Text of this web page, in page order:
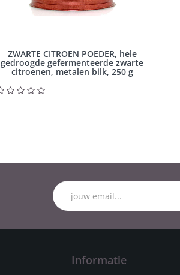
ZWARTE CITROEN POEDER, hele
gedroogde gefermenteerde zwarte
citroenen, metalen bilk, 250 g
Informatie